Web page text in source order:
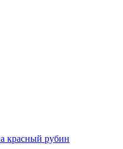
красный рубин